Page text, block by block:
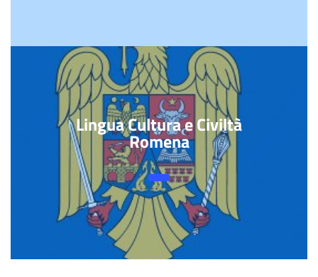
Lingua Cultura e Civiltà
Romena